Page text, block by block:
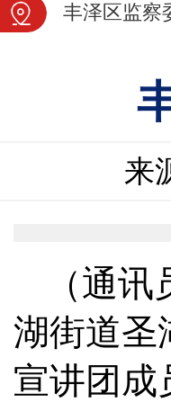
丰泽区监察
来
（通
湖街道圣
宣讲团成